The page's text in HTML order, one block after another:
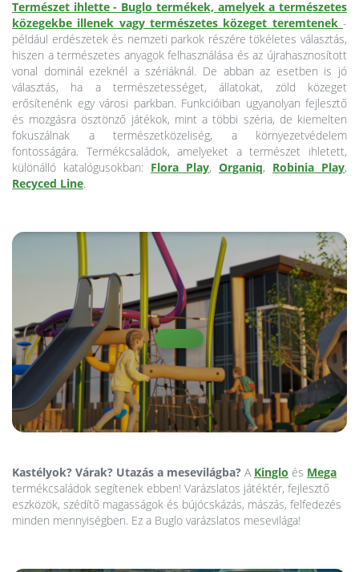
Természet ihlette - Buglo termékek, amelyek a természetes
közegekbe illenek vagy természetes közeget teremtenek -
például erdészetek és nemzeti parkok részére tökéletes választás,
hiszen a természetes anyagok felhasználása és az újrahasznosított
vonal dominál ezeknél a szériáknál. De abban az esetben is jó
választás, ha a természetességet, állatokat, zöld közeget
erősítenénk egy városi parkban. Funkcióiban ugyanolyan fejlesztő
és mozgásra ösztönző játékok, mint a többi széria, de kiemelten
fokuszálnak a természetközeliség, a környezetvédelem
fontosságára. Termékcsaládok, amelyeket a természet ihletett,
különálló katalógusokban: Flora Play, Organiq, Robinia Play,
Recyced Line.
Kastélyok? Várak? Utazás a mesevilágba? A Kinglo és Mega
termékcsaládok segítenek ebben! Varázslatos játéktér, fejlesztő
eszközök, szédítő magasságok és bújócskázás, mászás, felfedezés
minden mennyiségben. Ez a Buglo varázslatos mesevilága!